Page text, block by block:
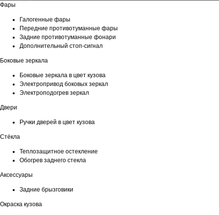
Фары
Галогенные фары
Передние противотуманные фары
Задние противотуманные фонари
Дополнительный стоп-сигнал
Боковые зеркала
Боковые зеркала в цвет кузова
Электропривод боковых зеркал
Электроподогрев зеркал
Двери
Ручки дверей в цвет кузова
Стёкла
Теплозащитное остекление
Обогрев заднего стекла
Аксессуары
Задние брызговики
Окраска кузова